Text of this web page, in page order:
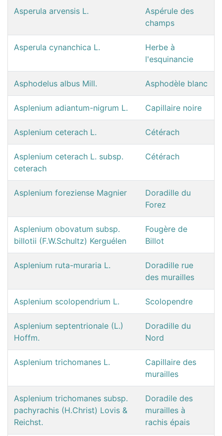
Asperula arvensis L.
Aspérule des
champs
Asperula cynanchica L.
Herbe à
l'esquinancie
Asphodelus albus Mill. Asphodèle blanc
Asplenium adiantum-nigrum L. Capillaire noire
Asplenium ceterach L. Cétérach
Asplenium ceterach L. subsp.
ceterach
Cétérach
Asplenium foreziense Magnier
Doradille du
Forez
Asplenium obovatum subsp.
billotii (F.W.Schultz) Kerguélen
Fougère de
Billot
Asplenium ruta-muraria L.
Doradille rue
des murailles
Asplenium scolopendrium L. Scolopendre
Asplenium septentrionale (L.)
Hoffm.
Doradille du
Nord
Asplenium trichomanes L.
Capillaire des
murailles
Asplenium trichomanes subsp.
pachyrachis (H.Christ) Lovis &
Reichst.
Doradile des
murailles à
rachis épais